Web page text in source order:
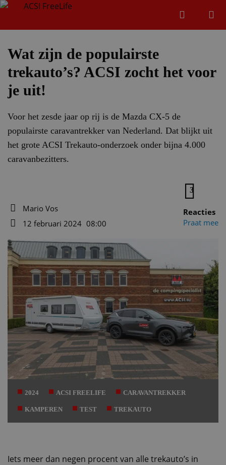
Wat zijn de populairste
trekauto’s? ACSI zocht het voor
je uit!
Voor het zesde jaar op rij is de Mazda CX-5 de
populairste caravantrekker van Nederland. Dat blijkt uit
het grote ACSI Trekauto-onderzoek onder bijna 4.000
caravanbezitters.
Auteur
Mario Vos
12 februari 2024 08:00
3
Reacties
Praat mee
2024 ACSI FREELIFE CARAVANTREKKER
KAMPEREN TEST TREKAUTO
Iets meer dan negen procent van alle trekauto’s in